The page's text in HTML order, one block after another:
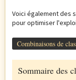
Voici également des
pour optimiser
Combinaisons de
Sommaire des